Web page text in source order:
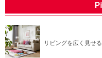
リビングを広く見せ